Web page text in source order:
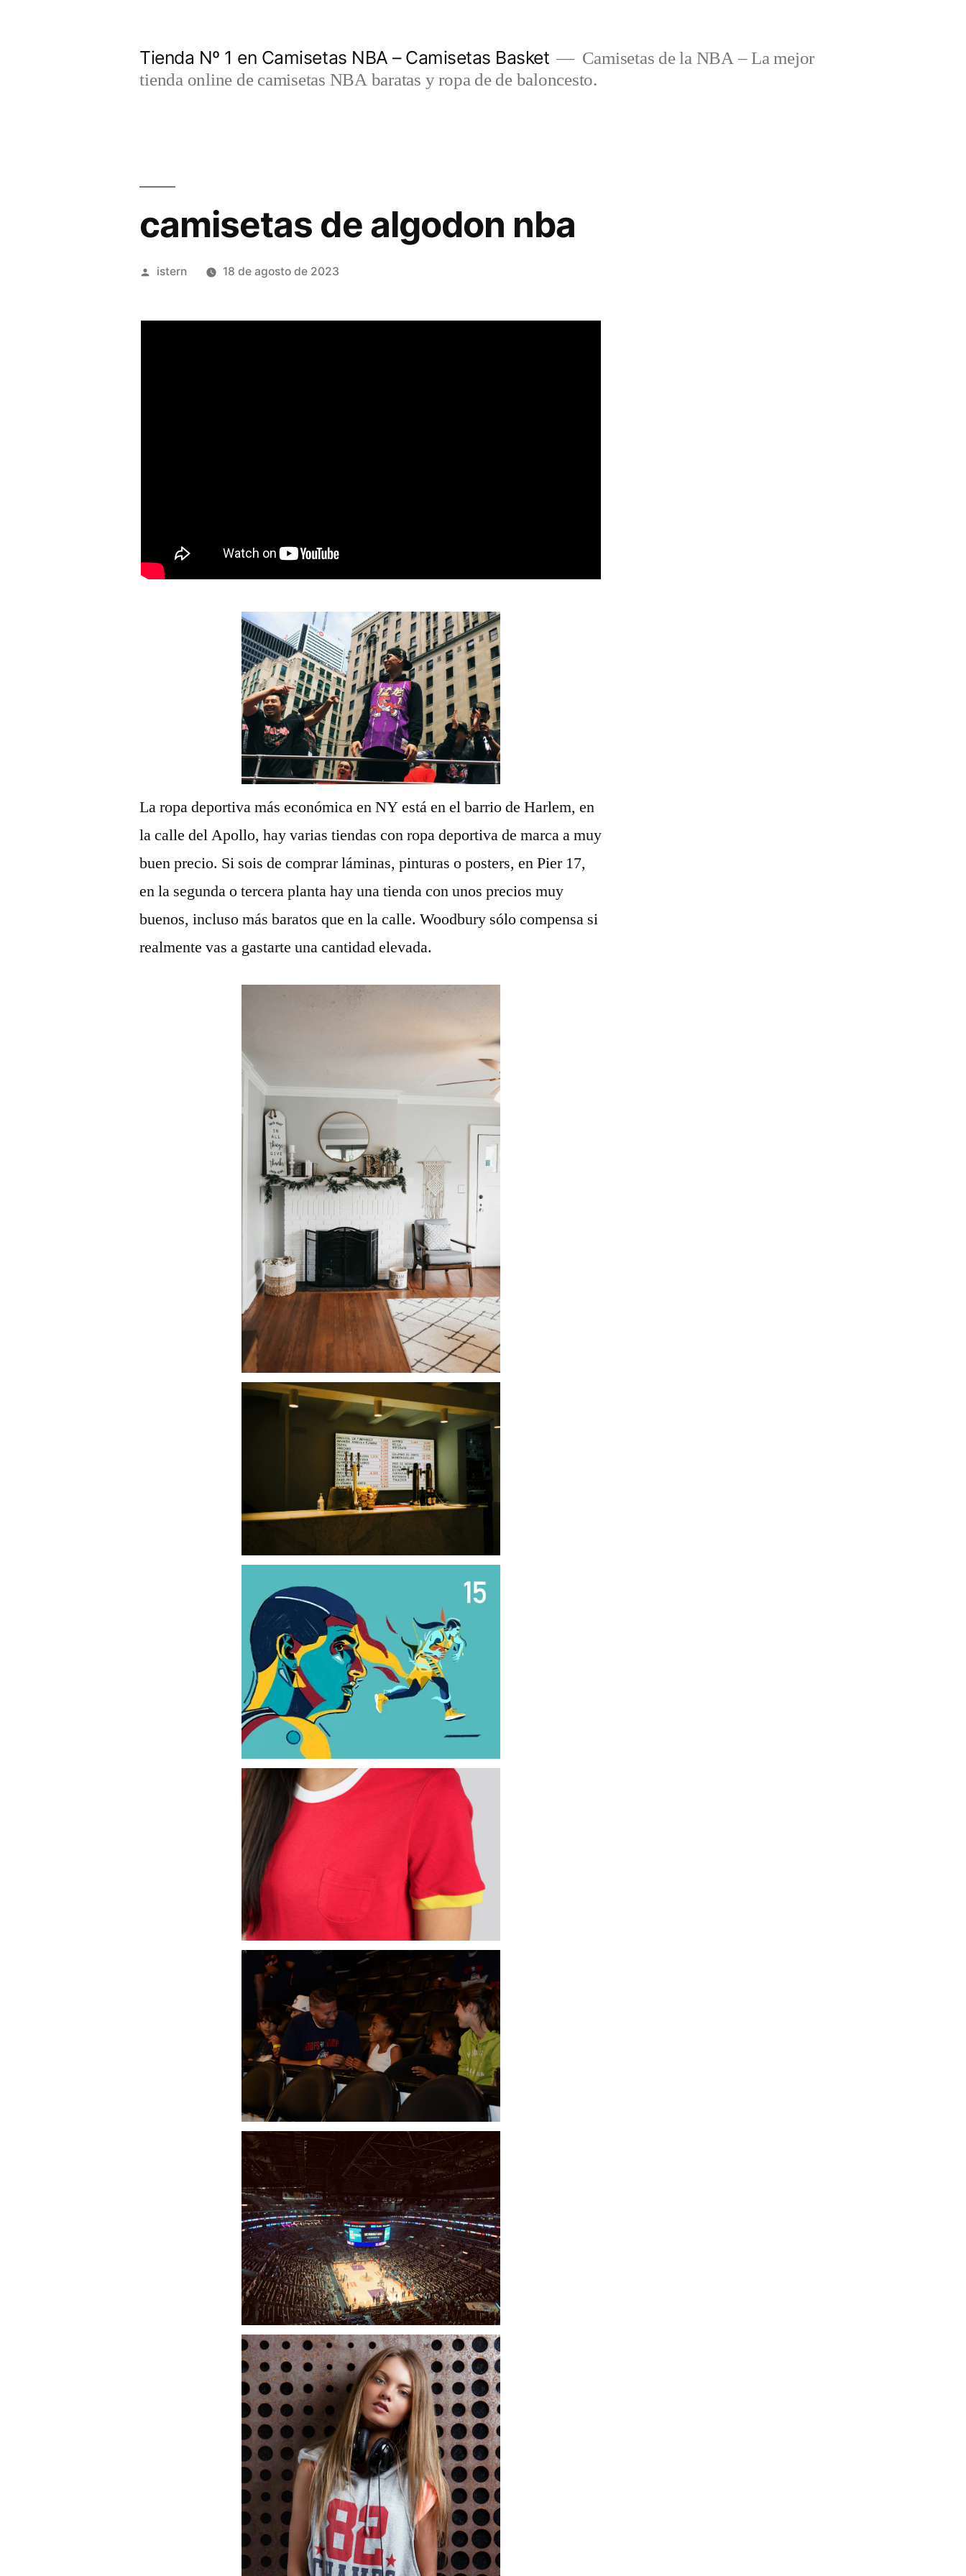
Tienda Nº 1 en Camisetas NBA – Camisetas Basket
Camisetas de la NBA – La mejor
tienda online de camisetas NBA baratas y ropa de de baloncesto.
camisetas de algodon nba
Publicado
istern 18 de agosto de 2023
La ropa deportiva más económica en NY está en el barrio de Harlem, en
la calle del Apollo, hay varias tiendas con ropa deportiva de marca a muy
buen precio. Si sois de comprar láminas, pinturas o posters, en Pier 17,
en la segunda o tercera planta hay una tienda con unos precios muy
buenos, incluso más baratos que en la calle. Woodbury sólo compensa si
realmente vas a gastarte una cantidad elevada.